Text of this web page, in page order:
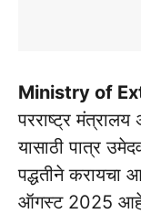
Ministry of
परराष्ट्र मंत्रालय
यासाठी पात्र
पद्धतीने करायचा
ऑगस्ट 2025